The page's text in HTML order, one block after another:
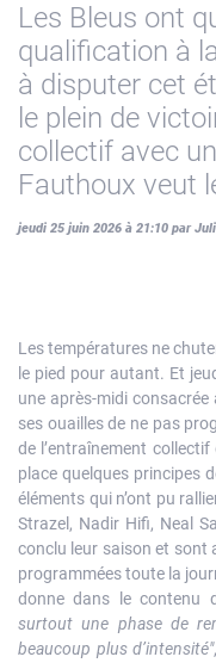
Les Bleus ont
qualification à
à disputer cet
le plein de
collectif avec
Fauthoux veut
jeudi 25 juin 2026 à 21:10 par
Les températures ne
le pied pour autant. Et
une après-midi
ses ouailles de ne pas
de l’entraînement
place quelques principes
éléments qui n’ont pu
Strazel, Nadir Hifi, Neal
conclu leur saison et sont
programmées toute la
donne dans le contenu
surtout une phase de
beaucoup plus d’intensité"